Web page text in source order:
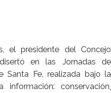
el presidente del Concejo
en las Jornadas de
Santa Fe, realizada bajo la
conservación,